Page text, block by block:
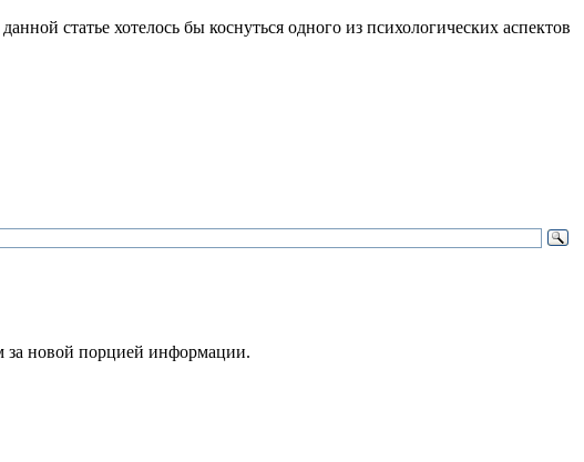
статье хотелось бы коснуться одного из психологических аспектов
за новой порцией информации.